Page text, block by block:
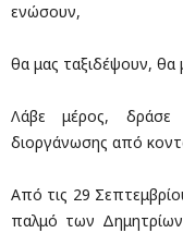
ενώσουν,
θα μας ταξιδέψουν, θα
Λάβε μέρος, δράσε
διοργάνωσης από
Από τις 29
παλμό των